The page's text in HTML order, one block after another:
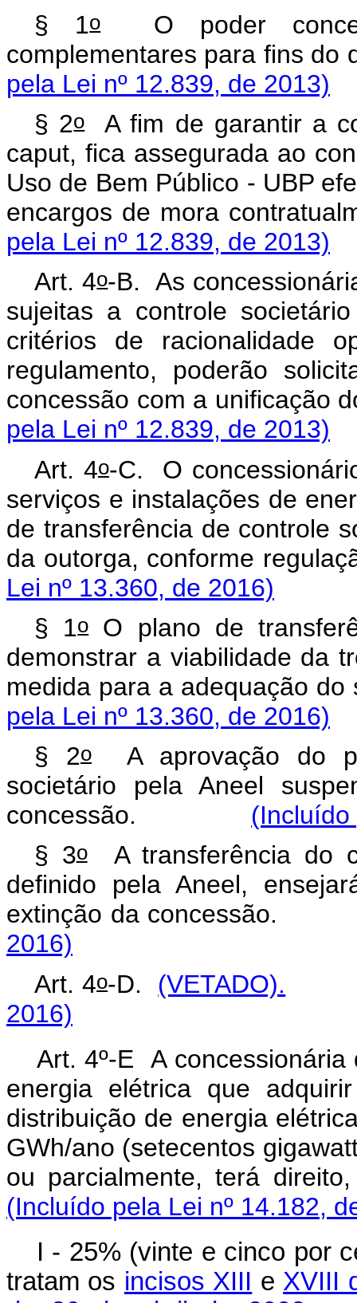
§ 1oO poder
complementares para
pela Lei nº 12.839, de 2013)
§ 2oA fim de garantir a
caput, fica assegurada ao
Uso de Bem Público - UBP
encargos de mora
pela Lei nº 12.839, de 2013)
Art. 4o-B. As
sujeitas a controle
critérios de racionalidade
regulamento, poderão
concessão com a
pela Lei nº 12.839, de 2013)
Art. 4o-C. O
serviços e instalações de
de transferência de controle
da outorga, conforme
Lei nº 13.360, de 2016)
§ 1oO plano de
demonstrar a viabilidade da
medida para a
pela Lei nº 13.360, de 2016)
§ 2o A aprovação do
societário pela Aneel
concessão. (Incluído
§ 3oA transferência do
definido pela Aneel,
extinção da
2016)
Art. 4o-D. (VETADO).
2016)
Art. 4º-E A
energia elétrica que
distribuição de energia
GWh/ano (setecentos
ou parcialmente, terá
(Incluído pela Lei nº 14.182,
I - 25% (vinte e cinco por
tratam os incisos XIII e XVIII